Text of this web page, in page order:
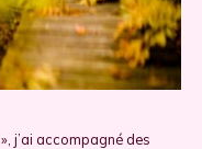
», j’ai accompagné des